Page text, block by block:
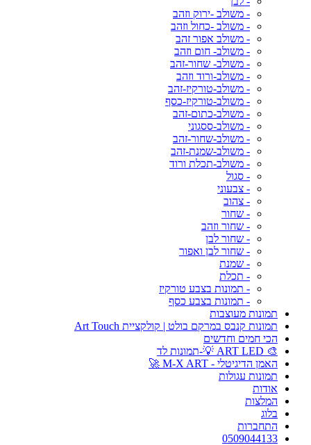
- משולב -ירוק וזהב
- משולב -כחול וזהב
- משולב אפור זהב
- משולב- חום וזהב
- משולב- שחור-זהב
- משולב-ורוד וזהב
- משולב-טורקיז-זהב
- משולב-טורקיז-כסף
- משולב-כתום-זהב
- משולב-ססגוני
- משולב-שחור-זהב
- משולב-שמנת-זהב
- משולב-תכלת ורוד
- סגול
- צבעוני
- צהוב
- שחור
- שחור וזהב
- שחור לבן
- שחור לבן ואפור
- שמנת
- תכלת
- תמונות בצבע טורקיז
- תמונות בצבע כסף
תמונות מעוצבות
תמונות קנבס במרקם בולט | קולקציית Art Touch
הכי חמים וחדשים
🎨 ART LED 💡-תמונות לד
האמן הדיגיטלי - M-X ART 🚀
תמונות עגולות
אודות
המלצות
בלוג
התחברות
0509044133